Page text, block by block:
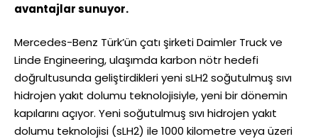
avantajlar sunuyor.
Mercedes-Benz Türk’ün çatı şirketi Daimler Truck ve
Linde Engineering, ulaşımda karbon nötr hedefi
doğrultusunda geliştirdikleri yeni sLH2 soğutulmuş sıvı
hidrojen yakıt dolumu teknolojisiyle, yeni bir dönemin
kapılarını açıyor. Yeni soğutulmuş sıvı hidrojen yakıt
dolumu teknolojisi (sLH2) ile 1000 kilometre veya üzeri